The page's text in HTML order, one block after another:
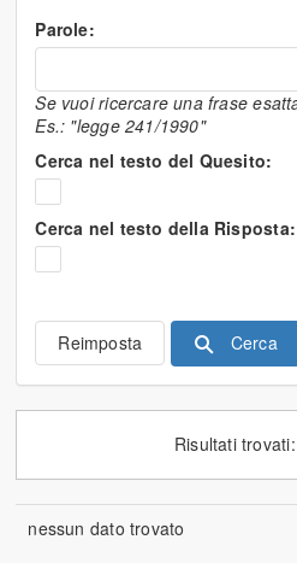
Parole:
Se vuoi ricercare una frase
Es.: "legge 241/1990"
Cerca nel testo del Quesito:
Cerca nel testo della Risposta:
Reimposta Cerca
Risultati trovati:
nessun dato trovato